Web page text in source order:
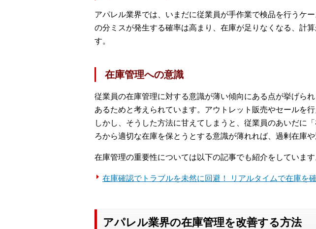
アパレル業界では、いまだに従業員が手作業で検品を行うケ
の分ミスが発生する確率は高まり、在庫が足りなくなる、計
す。
在庫管理への意識
従業員の在庫管理に対する意識が薄い傾向にある点が挙げら
あるためと考えられています。アウトレット販売やセールを
しかし、そうした方法に甘えてしまうと、従業員のあいだに
ろから適切な在庫を保とうとする意識が薄れれば、過剰在庫
在庫管理の重要性については以下の記事でも紹介をしています
在庫確認でトラブルを未然に回避！ リアルタイムで在庫を
アパレル業界の在庫管理を改善する方法